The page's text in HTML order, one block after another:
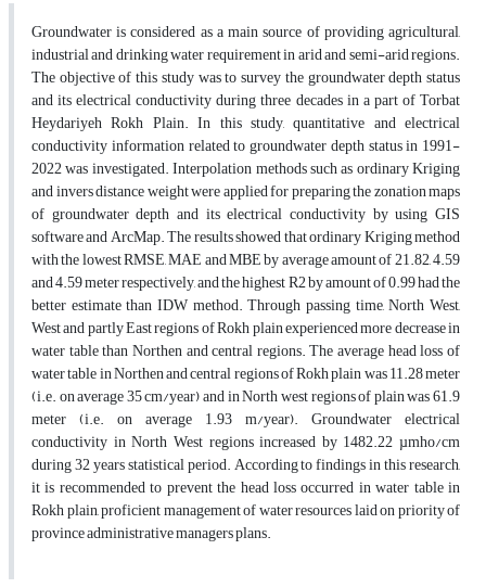
Groundwater is considered as a main source of providing agricultural,
industrial and drinking water requirement in arid and semi-arid regions.
The objective of this study was to survey the groundwater depth status
and its electrical conductivity during three decades in a part of Torbat
Heydariyeh Rokh Plain. In this study, quantitative and electrical
conductivity information related to groundwater depth status in 1991-
2022 was investigated. Interpolation methods such as ordinary Kriging
and invers distance weight were applied for preparing the zonation maps
of groundwater depth and its electrical conductivity by using GIS
software and ArcMap. The results showed that ordinary Kriging method
with the lowest RMSE, MAE and MBE by average amount of 21.82, 4.59
and 4.59 meter respectively, and the highest R2 by amount of 0.99 had the
better estimate than IDW method. Through passing time, North West,
West and partly East regions of Rokh plain experienced more decrease in
water table than Northen and central regions. The average head loss of
water table in Northen and central regions of Rokh plain was 11.28 meter
(i.e. on average 35 cm/year) and in North west regions of plain was 61.9
meter (i.e. on average 1.93 m/year). Groundwater electrical
conductivity in North West regions increased by 1482.22 µmho/cm
during 32 years statistical period. According to findings in this research,
it is recommended to prevent the head loss occurred in water table in
Rokh plain, proficient management of water resources laid on priority of
province administrative managers plans.